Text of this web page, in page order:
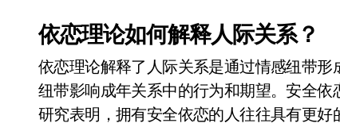
依恋理论如何解释人际关系？
依恋理论解释了人际关系是通过情感纽带
纽带影响成年关系中的行为和期望。安全依
研究表明，拥有安全依恋的人往往具有更好